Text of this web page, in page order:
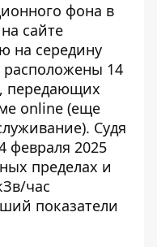
фона в
сайте
на середину
расположены 14
передающих
online (еще
Судя
февраля 2025
пределах и
час
показатели